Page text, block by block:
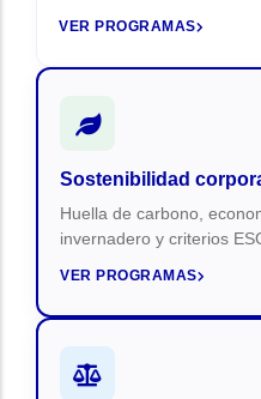
VER PROGRAMAS
Sostenibilidad
Huella de carbono,
invernadero y criterios
VER PROGRAMAS